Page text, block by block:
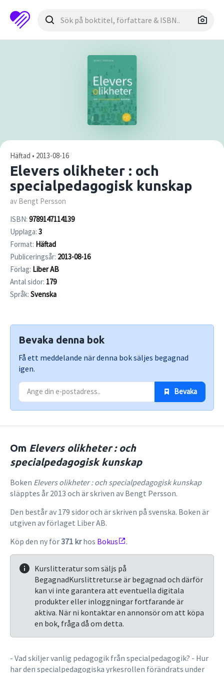
Häftad • 2013-08-16
Elevers olikheter : och
specialpedagogisk kunskap
av Bengt Persson
ISBN: 9789147114139
Upplaga: 3
Format: Häftad
Publiceringsår: 2013-08-16
Förlag: Liber AB
Antal sidor: 179
Språk: Svenska
Bevaka denna bok
Få ett meddelande när denna bok säljes begagnad
igen.
Bevaka
Om Elevers olikheter : och
specialpedagogisk kunskap
Boken Elevers olikheter : och specialpedagogisk kunskap
släpptes år 2013 och är skriven av Bengt Persson.
Den består av 179 sidor och är skriven på svenska. Boken är
utgiven av förlaget Liber AB.
Köp den ny för371 krhos Bokus .
Kurslitteratur som säljs på
BegagnadKurslittretur.se är begagnad och därför
kan vi inte garantera att eventuella digitala
produkter eller inloggningar fortfarande är
aktiva. När ni kontaktar en annonsör om att köpa
en bok, fråga då om detta.
- Vad skiljer vanlig pedagogik från specialpedagogik? - Hur
har den specialpedagogiska yrkesrollen förändrats under